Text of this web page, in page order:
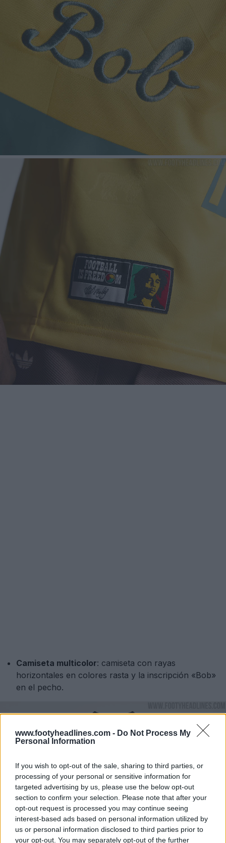
www.footyheadlines.com - Do Not Process My
Personal Information
If you wish to opt-out of the sale, sharing to third parties, or
processing of your personal or sensitive information for
targeted advertising by us, please use the below opt-out
section to confirm your selection. Please note that after your
opt-out request is processed you may continue seeing
interest-based ads based on personal information utilized by
us or personal information disclosed to third parties prior to
your opt-out. You may separately opt-out of the further
Camiseta multicolor: camiseta con rayas
horizontales en colores rasta y la inscripción «Bob»
en el pecho.